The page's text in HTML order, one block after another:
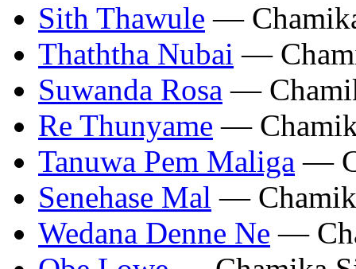
Sith Thawule —
Thaththa Nubai —
Suwanda Rosa —
Re Thunyame —
Tanuwa Pem Maliga —
Senehase Mal —
Wedana Denne Ne —